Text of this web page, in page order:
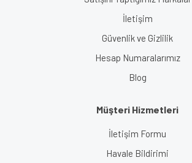
İletişim
Güvenlik ve Gizlilik
Hesap Numaralarımız
Blog
Müşteri Hizmetleri
İletişim Formu
Havale Bildirimi